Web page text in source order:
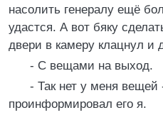
насолить генералу ещё
удастся. А вот бяку
двери в камеру клацнул и
- С вещами на выход.
- Так нет у меня вещей
проинформировал его я.